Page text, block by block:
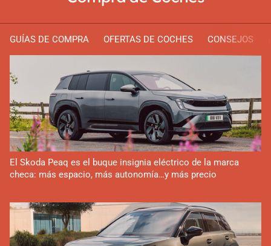
GUÍAS DE COMPRA OFERTAS DE COCHES CONSEJOS
El Skoda Peaq es el buque insignia eléctrico de la marca
checa: más espacio, más autonomía…y más precio